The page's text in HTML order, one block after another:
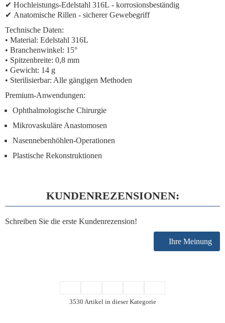
✔ Hochleistungs-Edelstahl 316L - korrosionsbeständig
✔ Anatomische Rillen - sicherer Gewebegriff
Technische Daten:
• Material: Edelstahl 316L
• Branchenwinkel: 15°
• Spitzenbreite: 0,8 mm
• Gewicht: 14 g
• Sterilisierbar: Alle gängigen Methoden
Premium-Anwendungen:
Ophthalmologische Chirurgie
Mikrovaskuläre Anastomosen
Nasennebenhöhlen-Operationen
Plastische Rekonstruktionen
KUNDENREZENSIONEN:
Schreiben Sie die erste Kundenrezension!
Ihre Meinung
3530 Artikel in dieser Kategorie